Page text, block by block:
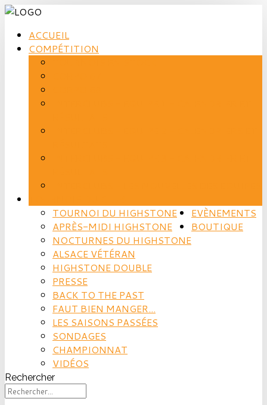
ACCUEIL
COMPÉTITION
TOURNOI DU HIGHSTONE
APRÈS-MIDI HIGHSTONE
NOCTURNES DU HIGHSTONE
ALSACE VÉTÉRAN
HIGHSTONE DOUBLE
EVÈNEMENTS
PRESSE
BACK TO THE PAST
FAUT BIEN MANGER...
LES SAISONS PASSÉES
SONDAGES
CHAMPIONNAT
VIDÉOS
BOUTIQUE
Rechercher